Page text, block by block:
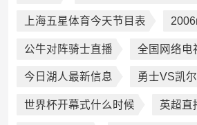
上海五星体育今天节目表
公牛对阵骑士直播 全国网络电
今日湖人最新信息 勇士VS凯
世界杯开幕式什么时候 英超直